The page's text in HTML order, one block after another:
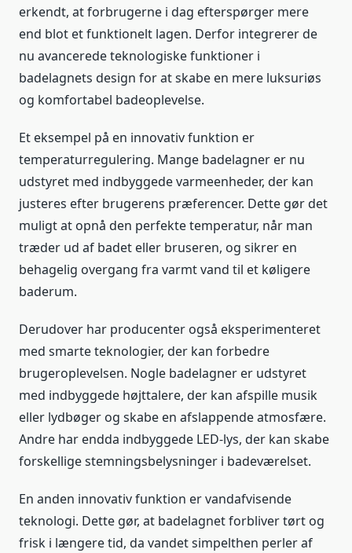
erkendt, at forbrugerne i dag efterspørger mere
end blot et funktionelt lagen. Derfor integrerer de
nu avancerede teknologiske funktioner i
badelagnets design for at skabe en mere luksuriøs
og komfortabel badeoplevelse.
Et eksempel på en innovativ funktion er
temperaturregulering. Mange badelagner er nu
udstyret med indbyggede varmeenheder, der kan
justeres efter brugerens præferencer. Dette gør det
muligt at opnå den perfekte temperatur, når man
træder ud af badet eller bruseren, og sikrer en
behagelig overgang fra varmt vand til et køligere
baderum.
Derudover har producenter også eksperimenteret
med smarte teknologier, der kan forbedre
brugeroplevelsen. Nogle badelagner er udstyret
med indbyggede højttalere, der kan afspille musik
eller lydbøger og skabe en afslappende atmosfære.
Andre har endda indbyggede LED-lys, der kan skabe
forskellige stemningsbelysninger i badeværelset.
En anden innovativ funktion er vandafvisende
teknologi. Dette gør, at badelagnet forbliver tørt og
frisk i længere tid, da vandet simpelthen perler af